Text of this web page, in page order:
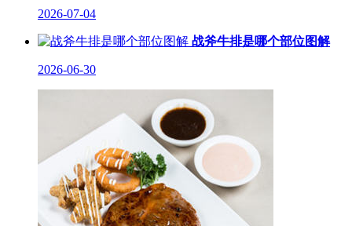
2026-07-04
战斧牛排是哪个部位图解
2026-06-30